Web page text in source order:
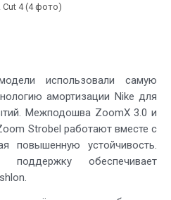
Cut 4 (4 фото)
использовали самую
амортизации Nike для
Межподошва ZoomX 3.0 и
Strobel работают вместе с
повышенную устойчивость.
поддержку обеспечивает